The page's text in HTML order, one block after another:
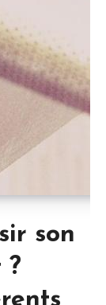
son
?